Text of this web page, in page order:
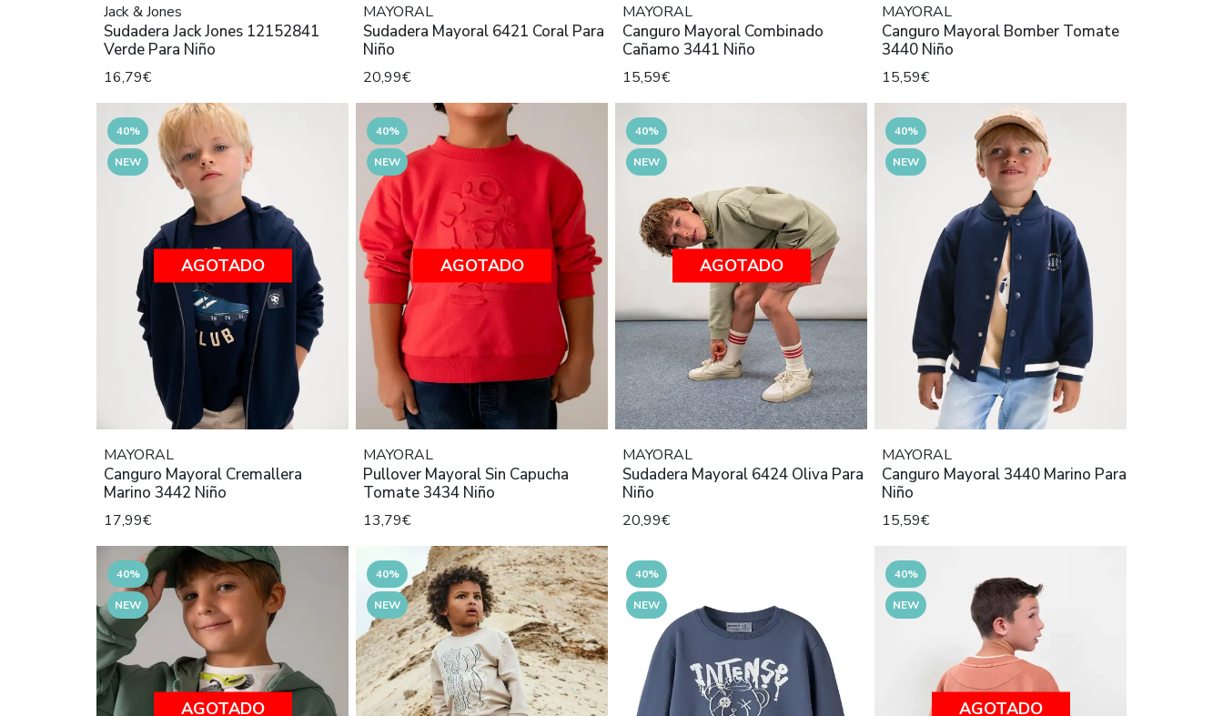
Jack & Jones
Sudadera Jack Jones 12152841
Verde Para Niño
16,79€
MAYORAL
Sudadera Mayoral 6421 Coral Para
Niño
20,99€
MAYORAL
Canguro Mayoral Combinado
Cañamo 3441 Niño
15,59€
MAYORAL
Canguro Mayoral Bomber Tomate
3440 Niño
15,59€
40%
NEW
AGOTADO
MAYORAL
Canguro Mayoral Cremallera
Marino 3442 Niño
17,99€
40%
NEW
AGOTADO
MAYORAL
Pullover Mayoral Sin Capucha
Tomate 3434 Niño
13,79€
40%
NEW
AGOTADO
MAYORAL
Sudadera Mayoral 6424 Oliva Para
Niño
20,99€
40%
NEW
MAYORAL
Canguro Mayoral 3440 Marino Para
Niño
15,59€
40%
NEW
AGOTADO
40%
NEW
40%
NEW
40%
NEW
AGOTADO